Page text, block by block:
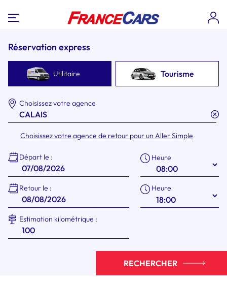
Réservation express
Utilitaire Tourisme
Choisissez votre agence
Choisissez votre agence de retour pour un Aller Simple
Départ le : Heure
Retour le : Heure
Estimation kilométrique :
RECHERCHER